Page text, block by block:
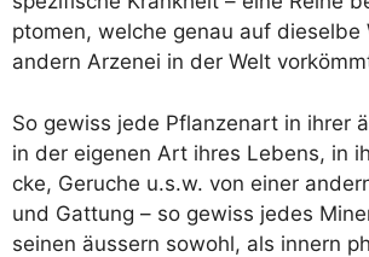
pto­men, wel­che genau auf die­sel­be
andern Arzen­ei in der Welt
So gewiss jede Pflan­zen­art in ihrer
in der eige­nen Art ihres Lebens, in
cke, Geru­che u.s.w. von einer
und Gat­tung – so gewiss jedes
sei­nen äus­sern sowohl, als innern